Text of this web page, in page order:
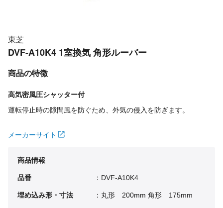
東芝
DVF-A10K4 1室換気 角形ルーバー
商品の特徴
高気密風圧シャッター付
運転停止時の隙間風を防ぐため、外気の侵入を防ぎます。
メーカーサイト
商品情報
品番 ：DVF-A10K4
埋め込み形・寸法 ：丸形 200mm 角形 175mm